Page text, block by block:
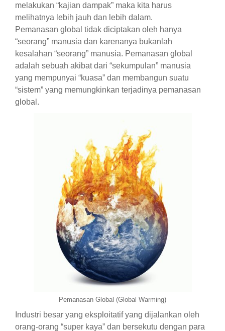
melakukan “kajian dampak” maka kita harus
melihatnya lebih jauh dan lebih dalam.
Pemanasan global tidak diciptakan oleh hanya
“seorang” manusia dan karenanya bukanlah
kesalahan “seorang” manusia. Pemanasan global
adalah sebuah akibat dari “sekumpulan” manusia
yang mempunyai “kuasa” dan membangun suatu
“sistem” yang memungkinkan terjadinya pemanasan
global.
Pemanasan Global (Global Warming)
Industri besar yang eksploitatif yang dijalankan oleh
orang-orang “super kaya” dan bersekutu dengan para